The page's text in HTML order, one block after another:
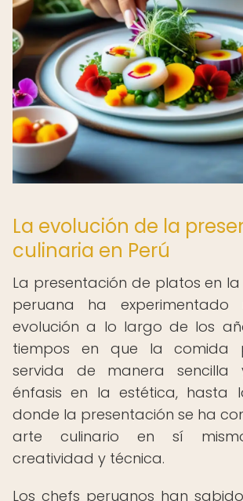
La evolución de la
culinaria en Perú
La presentación de platos en
peruana ha experimentado
evolución a lo largo de los
tiempos en que la comida
servida de manera sencilla
énfasis en la estética, hasta
donde la presentación se ha
arte culinario en sí
creatividad y técnica.
Los chefs peruanos han